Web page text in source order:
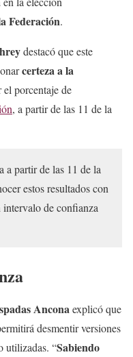
Federación.
destacó que este
certeza a la
porcentaje de
, a partir de las 11 de la
a partir de las 11 de la
estos resultados con
de confianza
Anconaexplicó que
desmentir versiones
utilizadas. “Sabiendo